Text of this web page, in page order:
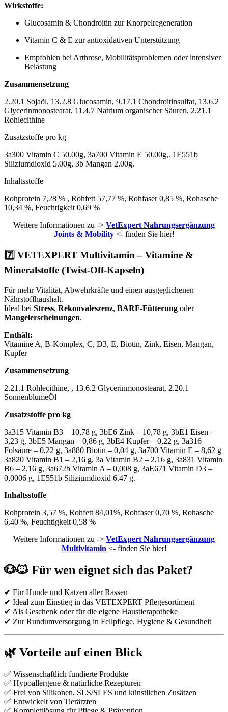
Wirkstoffe:
Glucosamin & Chondroitin zur Knorpelregeneration
Vitamin C & E zur antioxidativen Unterstützung
Empfohlen bei Arthrose, Mobilitätsproblemen oder intensiver
Belastung
Zusammensetzung
2.20.1 Sojaöl, 13.2.8 Glucosamin, 9.17.1 Chondroitinsulfat, 13.6.2
Glycerinmonostearat, 11.4.7 Natrium organischer Säuren, 2.21.1
Rohlecithine
Zusatzstoffe pro kg
3a300 Vitamin C 50.00g, 3a700 Vitamin E 50.00g,. 1E551b
Siliziumdioxid 5.00g, 3b Mangan 2.00g.
Inhaltsstoffe
Rohprotein 7,28 % , Rohfett 57,77 %, Rohfaser 0,85 %, Rohasche
10,34 %, Feuchtigkeit 0,69 %
Weitere Informationen zu -> VetExpert Nahrungsergänzung
Joints & Mobility <- finden Sie hier!
7️⃣ VETEXPERT Multivitamin – Vitamine &
Mineralstoffe (Twist-Off-Kapseln)
Für mehr Vitalität, Abwehrkräfte und einen ausgeglichenen
Nährstoffhaushalt.
Ideal bei Stress, Rekonvaleszenz, BARF-Fütterung oder
Mangelerscheinungen.
Enthält:
Vitamine A, B-Komplex, C, D3, E, Biotin, Zink, Eisen, Mangan,
Kupfer
Zusammensetzung
2.21.1 Rohlecithine, , 13.6.2 Glycerinmonostearat, 2.20.1
SonnenblumeÖl
Zusatzstoffe pro kg
3a315 Vitamin B3 – 10,78 g, 3bE6 Zink – 10,78 g, 3bE1 Eisen –
3,23 g, 3bE5 Mangan – 0,86 g, 3bE4 Kupfer – 0,22 g, 3a316
Folsäure – 0,22 g, 3a880 Biotin – 0,04 g, 3a700 Vitamin E – 8,62 g
3a820 Vitamin B1 – 2,16 g, 3a Vitamin B2 – 2,16 g, 3a831 Vitamin
B6 – 2,16 g, 3a672b Vitamin A – 0,008 g, 3aE671 Vitamin D3 –
0,0006 g, 1E551b Siliziumdioxid 6.47 g.
Inhaltsstoffe
Rohprotein 3,57 %, Rohfett 84,01%, Rohfaser 0,70 %, Rohasche
6,40 %, Feuchtigkeit 0,58 %
Weitere Informationen zu -> VetExpert Nahrungsergänzung
Multivitamin <- finden Sie hier!
🐶🐱 Für wen eignet sich das Paket?
✔ Für Hunde und Katzen aller Rassen
✔ Ideal zum Einstieg in das VETEXPERT Pflegesortiment
✔ Als Geschenk oder für die eigene Haustierapotheke
✔ Zur Rundumversorgung in Fellpflege, Hygiene & Gesundheit
🌿 Vorteile auf einen Blick
✅ Wissenschaftlich fundierte Produkte
✅ Hypoallergene & natürliche Rezepturen
✅ Frei von Silikonen, SLS/SLES und künstlichen Zusätzen
✅ Entwickelt von Tierärzten